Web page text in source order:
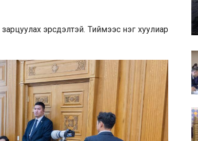
эрсдэлтэй. Тиймээс нэг хуулиар